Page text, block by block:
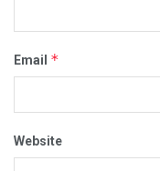
Email *
Website